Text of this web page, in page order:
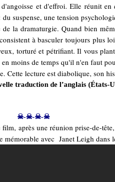
et d'effroi. Elle réunit en
suspense, une tension
de la dramaturgie. Quand bien
à basculer toujours plus
torturé et pétrifiant. Il vous
moins de temps qu'il n'en faut
Cette lecture est diabolique, son
traduction de l’anglais (États-
☠-☠-☠-☠
après une réunion prise-de-
mémorable avec Janet Leigh dans